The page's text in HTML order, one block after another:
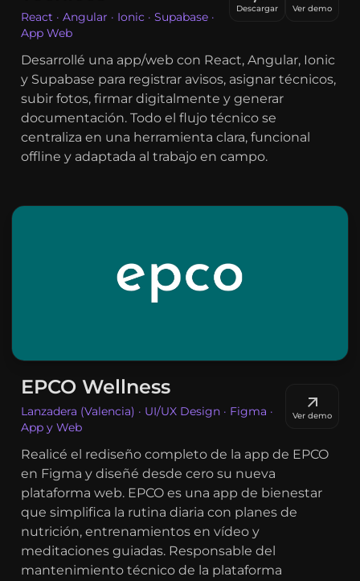
React · Angular · Ionic · Supabase ·
App Web
Descargar Ver demo
Desarrollé una app/web con React, Angular, Ionic
y Supabase para registrar avisos, asignar técnicos,
subir fotos, firmar digitalmente y generar
documentación. Todo el flujo técnico se
centraliza en una herramienta clara, funcional
offline y adaptada al trabajo en campo.
EPCO Wellness
Lanzadera (Valencia) · UI/UX Design · Figma ·
App y Web
Ver demo
Realicé el rediseño completo de la app de EPCO
en Figma y diseñé desde cero su nueva
plataforma web. EPCO es una app de bienestar
que simplifica la rutina diaria con planes de
nutrición, entrenamientos en vídeo y
meditaciones guiadas. Responsable del
mantenimiento técnico de la plataforma